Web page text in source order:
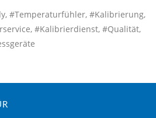
#Temperaturfühler, #Kalibrierung,
#Kalibrierdienst, #Qualität,